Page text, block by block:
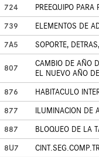
724
PREEQUIPO PARA
739
ELEMENTOS DE
7A5
SOPORTE,
807
CAMBIO DE AÑO
EL NUEVO AÑO
876
HABITACULO
877
ILUMINACION DE
887
BLOQUEO DE LA
8U7